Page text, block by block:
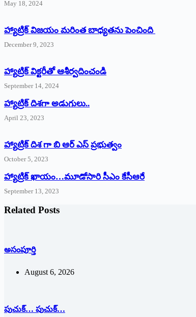
May 18, 2024
హ్యాట్రిక్ విజయం మరింత బాధ్యతను పెంచింది
December 9, 2023
హ్యాట్రిక్‌ ‌విక్టరీతో ఆశీర్వదించండి
September 14, 2024
‌హ్యాట్రిక్‌ ‌దిశగా అడుగులు..
April 23, 2023
హ్యాట్రిక్ దిశ గా బి ఆర్ ఎస్ ప్రభుత్వం
October 5, 2023
హ్యాట్రిక్‌ ‌ఖాయం…మూడోసారి సీఎం కేసీఆరే
September 13, 2023
Related Posts
అసంపూర్తి
August 6, 2026
పుచుక్… పుచుక్…